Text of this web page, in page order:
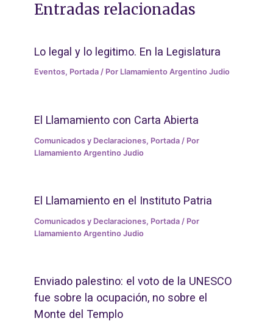
Entradas relacionadas
Lo legal y lo legitimo. En la Legislatura
Eventos, Portada / Por Llamamiento Argentino Judio
El Llamamiento con Carta Abierta
Comunicados y Declaraciones, Portada / Por
Llamamiento Argentino Judio
El Llamamiento en el Instituto Patria
Comunicados y Declaraciones, Portada / Por
Llamamiento Argentino Judio
Enviado palestino: el voto de la UNESCO
fue sobre la ocupación, no sobre el
Monte del Templo